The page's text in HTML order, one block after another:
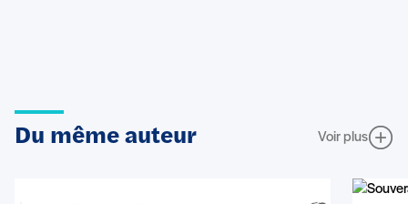
Du même auteur Voir plus